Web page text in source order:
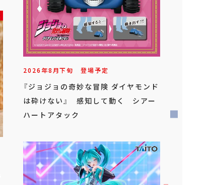
2026年8月下旬 登場予定
『ジョジョの奇妙な冒険 ダイヤモンド
は砕けない』 感知して動く シアー
ハートアタック